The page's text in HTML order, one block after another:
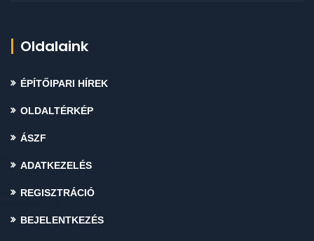
Oldalaink
ÉPÍTŐIPARI HÍREK
OLDALTÉRKÉP
ÁSZF
ADATKEZELÉS
REGISZTRÁCIÓ
BEJELENTKEZÉS